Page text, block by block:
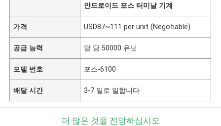
안드로이드 포스 터미날 기계
가격 USD87~111 per unit (Negotiable)
공급 능력 달 당 50000 유닛
모델 번호 포스-6100
배달 시간 3-7 일로 일합니다
더 많은 것을 전망하십시오